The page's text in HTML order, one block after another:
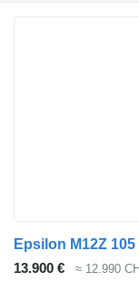
Epsilon M12Z 105
13.900 €
≈ 12.990